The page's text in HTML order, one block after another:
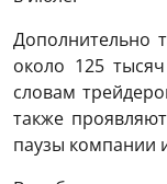
Дополнительно
около 125
словам
также
паузы компании